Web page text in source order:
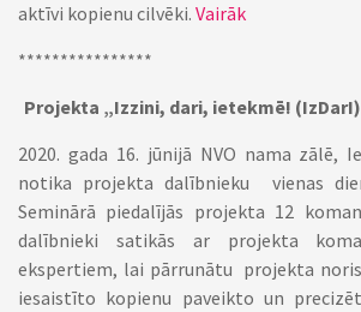
aktīvi kopienu cilvēki. Vairāk
****************
Projekta „Izzini, dari, ietekmē!
2020. gada 16. jūnijā NVO nama zālē,
notika projekta dalībnieku vienas
Seminārā piedalījās projekta 12
dalībnieki satikās ar projekta
ekspertiem, lai pārrunātu projekta
iesaistīto kopienu paveikto un